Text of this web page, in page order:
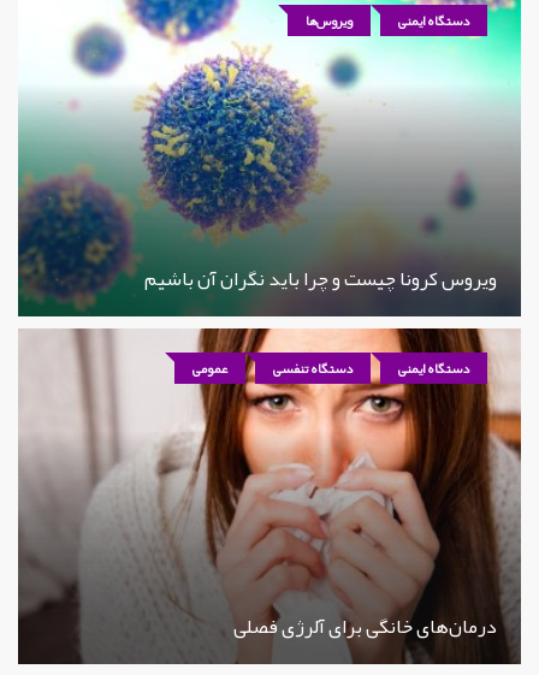
دستگاه ایمنی ویروس‌ها
ویروس کرونا چیست و چرا باید نگران آن باشیم
دستگاه ایمنی دستگاه تنفسی عمومی
درمان‌های خانگی برای آلرژی فصلی